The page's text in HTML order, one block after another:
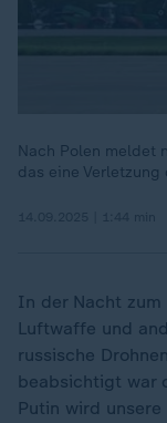
Nach Polen meldet
das eine
In der Nacht
Luftwaffe und
russische
beabsichtigt war
Putin wird